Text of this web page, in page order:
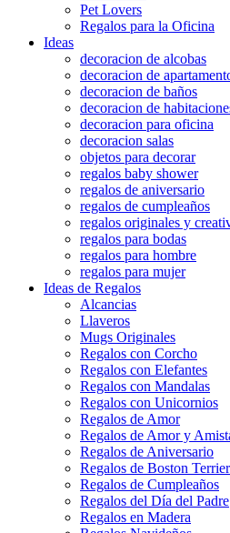
Pet Lovers
Regalos para la Oficina
Ideas
decoracion de alcobas
decoracion de
decoracion de baños
decoracion de
decoracion para oficina
decoracion salas
objetos para decorar
regalos baby shower
regalos de aniversario
regalos de cumpleaños
regalos originales y
regalos para bodas
regalos para hombre
regalos para mujer
Ideas de Regalos
Alcancias
Llaveros
Mugs Originales
Regalos con Corcho
Regalos con Elefantes
Regalos con Mandalas
Regalos con Unicornios
Regalos de Amor
Regalos de Amor y
Regalos de Aniversario
Regalos de Boston Terrier
Regalos de Cumpleaños
Regalos del Día del Padre
Regalos en Madera